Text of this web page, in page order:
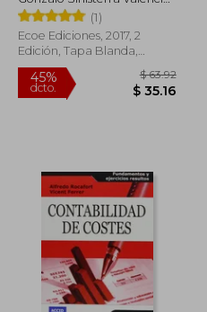
NIC/NIFF
Carlos Augusto Rincón Soto
(1)
Ecoe Ediciones, 2017, 2
Edición, Tapa Blanda,
Nuevo